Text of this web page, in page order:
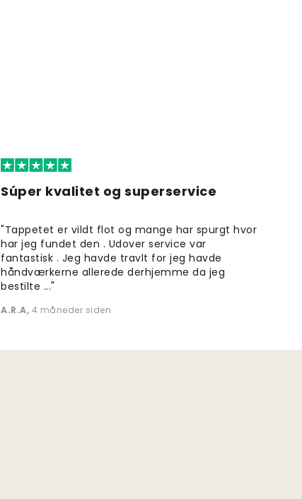
Súper kvalitet og superservice
"Tappetet er vildt flot og mange har spurgt hvor
har jeg fundet den . Udover service var
fantastisk . Jeg havde travlt for jeg havde
håndværkerne allerede derhjemme da jeg
bestilte ..."
A.R.A, 4 måneder siden